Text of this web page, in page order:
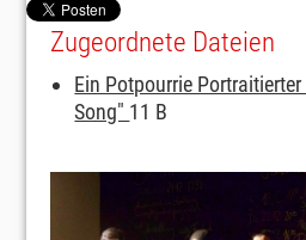
Zugeordnete Dateien
Ein Potpourrie
Song" 11 B